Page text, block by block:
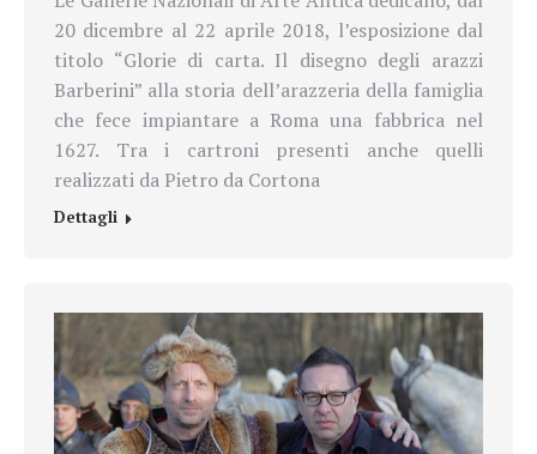
20 dicembre al 22 aprile 2018, l’esposizione dal
titolo “Glorie di carta. Il disegno degli arazzi
Barberini” alla storia dell’arazzeria della famiglia
che fece impiantare a Roma una fabbrica nel
1627. Tra i cartroni presenti anche quelli
realizzati da Pietro da Cortona
Dettagli